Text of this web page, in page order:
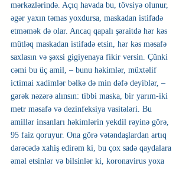
mərkəzlərində. Açıq havada bu, tövsiyə olunur,
əgər yaxın təmas yoxdursa, maskadan istifadə
etməmək də olar. Ancaq qapalı şəraitdə hər kəs
mütləq maskadan istifadə etsin, hər kəs məsafə
saxlasın və şəxsi gigiyenaya fikir versin. Çünki
cəmi bu üç amil, – bunu həkimlər, müxtəlif
ictimai xadimlər bəlkə də min dəfə deyiblər, –
gərək nəzərə alınsın: tibbi maska, bir yarım-iki
metr məsafə və dezinfeksiya vasitələri. Bu
amillər insanları həkimlərin yekdil rəyinə görə,
95 faiz qoruyur. Ona görə vətəndaşlardan artıq
dərəcədə xahiş edirəm ki, bu çox sadə qaydalara
əməl etsinlər və bilsinlər ki, koronavirus yoxa